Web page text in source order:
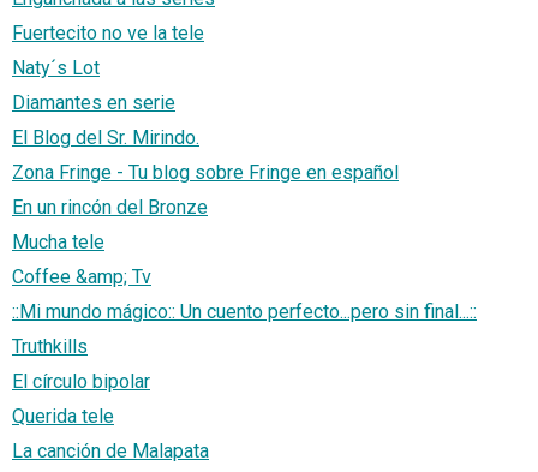
Fuertecito no ve la tele
Naty´s Lot
Diamantes en serie
El Blog del Sr. Mirindo.
Zona Fringe - Tu blog sobre Fringe en español
En un rincón del Bronze
Mucha tele
Coffee &amp; Tv
::Mi mundo mágico:: Un cuento perfecto...pero sin final...::
Truthkills
El círculo bipolar
Querida tele
La canción de Malapata